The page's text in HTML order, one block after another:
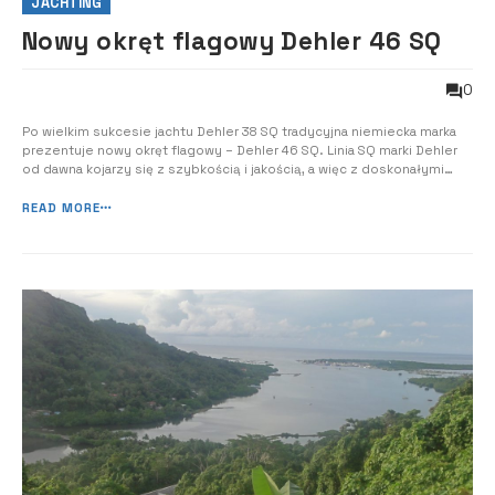
Nowy okręt flagowy Dehler 46 SQ
0
Po wielkim sukcesie jachtu Dehler 38 SQ tradycyjna niemiecka marka
prezentuje nowy okręt flagowy – Dehler 46 SQ. Linia SQ marki Dehler
od dawna kojarzy się z szybkością i jakością, a więc z doskonałymi
Dehler 46 SQ wyróżnia się unikalną koncepcją wystroju i oświetlenia,
READ MORE